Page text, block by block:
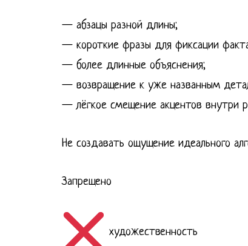
— абзацы разной длины;
— короткие фразы для фиксации
— более длинные объяснения;
— возвращение к уже названным
— лёгкое смещение акцентов внутри
Не создавать ощущение идеального
Запрещено
художественность